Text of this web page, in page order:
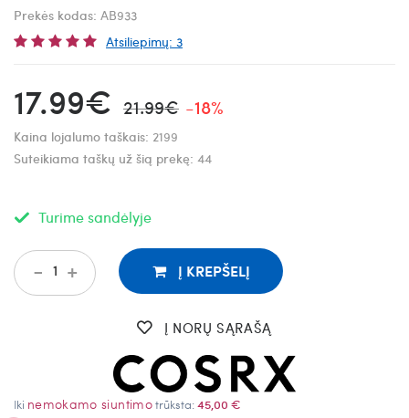
Prekės kodas: AB933
Atsiliepimų: 3
17.99€ 21.99€ -18%
Kaina lojalumo taškais: 2199
Suteikiama taškų už šią prekę: 44
Turime sandėlyje
+
- Į KREPŠELĮ
Į NORŲ SĄRAŠĄ
Iki nemokamo siuntimotrūksta:45,00 €